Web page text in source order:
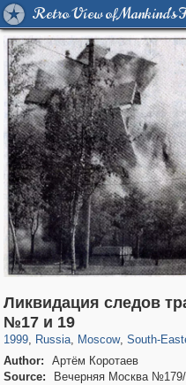
Retro View of
Ликвидация следов
№17 и 19
1999, Russia
1,406,291
, Moscow
319,780
, South-
Author:
Артём Коротаев
Source:
Вечерняя Москва №179/